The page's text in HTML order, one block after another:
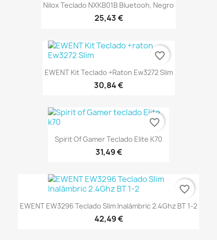
Nilox Teclado NXKB01B Bluetooh, Negro
25,43 €
EWENT Kit Teclado +raton Ew3272 Slim
30,84 €
favorite_border
Spirit Of Gamer Teclado Elite K70
31,49 €
favorite_border
EWENT EW3296 Teclado Slim Inalámbric 2.4Ghz BT 1-2
42,49 €
favorite_border